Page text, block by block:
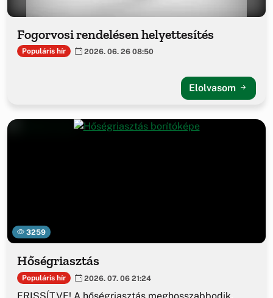
Fogorvosi rendelésen helyettesítés
Populáris hír 2026. 06. 26 08:50
Elolvasom
3259
Hőségriasztás
Populáris hír 2026. 07. 06 21:24